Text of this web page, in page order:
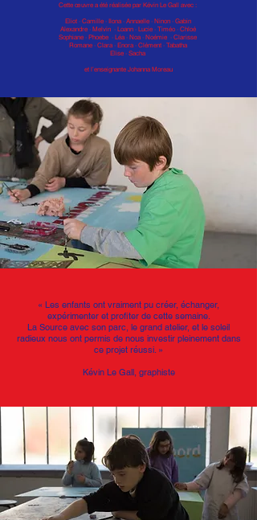
Cette œuvre a été réalisée par Kévin Le Gall avec :
Eliot · Camille · Ilona · Annaelle · Ninon · Gabin
Alexandre · Melvin · Loann · Lucie · Timéo · Chloé
Sophiane · Phoebe · Léa · Noa · Noémie · Clarisse
Romane · Clara · Enora · Clément · Tabatha
Elise · Sacha
et l’enseignante Johanna Moreau
« Les enfants ont vraiment pu créer, échanger,
expérimenter et profiter de cette semaine.
La Source avec son parc, le grand atelier, et le soleil
radieux nous ont permis de nous investir pleinement dans
ce projet réussi. »
Kévin Le Gall, graphiste